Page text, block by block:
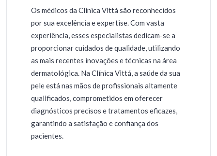
Os médicos da Clínica Vittá são reconhecidos
por sua excelência e expertise. Com vasta
experiência, esses especialistas dedicam-se a
proporcionar cuidados de qualidade, utilizando
as mais recentes inovações e técnicas na área
dermatológica. Na Clínica Vittá, a saúde da sua
pele está nas mãos de profissionais altamente
qualificados, comprometidos em oferecer
diagnósticos precisos e tratamentos eficazes,
garantindo a satisfação e confiança dos
pacientes.